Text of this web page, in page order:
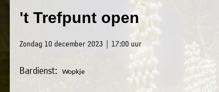
't Trefpunt open
Zondag 10 december 2023 | 17:00 uur
Bardienst: Wopkje
Luxwoude.net
website@luxwoude.net
Plaatselijk
dit